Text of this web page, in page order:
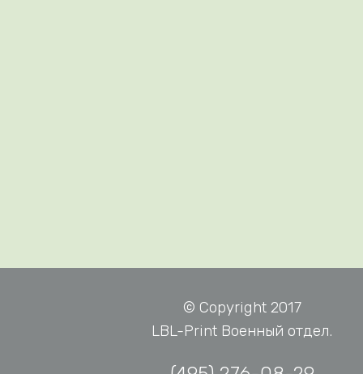
© Copyright 2017
LBL-Print Военный отдел.